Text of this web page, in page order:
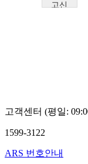
고신
고객센터 (평일:
1599-3122
ARS 번호안내